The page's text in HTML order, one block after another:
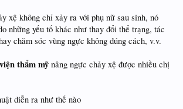
xệ không chỉ xảy ra với phụ nữ sau sinh, nó
những yếu tố khác như thay đổi thể trạng, tác
chăm sóc vùng ngực không đúng cách, v.v.
thẩm mỹ nâng ngực chảy xệ được nhiều chị
diễn ra như thế nào